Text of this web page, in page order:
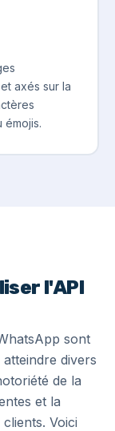
axés sur la
émojis.
l'API
sont
divers
de la
et la
Voici